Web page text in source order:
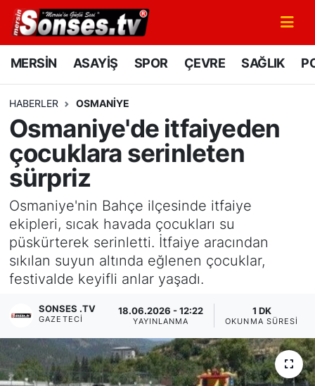
MERSİN ASAYİŞ SPOR ÇEVRE SAĞLIK
HABERLER OSMANIYE
Osmaniye'de itfaiyeden
çocuklara serinleten
sürpriz
Osmaniye'nin Bahçe ilçesinde itfaiye
ekipleri, sıcak havada çocukları su
püskürterek serinletti. İtfaiye aracından
sıkılan suyun altında eğlenen çocuklar,
festivalde keyifli anlar yaşadı.
SONSES .TV
GAZETECI
18.06.2026 - 12:22
YAYINLANMA
1 DK
OKUNMA SÜRESI
MERSİN
SPOR
GÜNÜN MANŞETİ
DÜNYA
KÜLTÜR - SANAT
MAGAZİN
SAĞLIK
Siyaset
YEREL HABER
Mersin Nöbetçi Eczaneler
Mersin Namaz Vakitleri
Mersin Trafik Yoğunluk Haritası
Süper Lig Puan Durumu ve Fikstür
Tüm Manşetler
Son Dakika Haberleri
Haber Arşivi